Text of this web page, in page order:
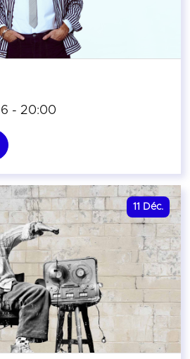
- 20:00
11 Déc.